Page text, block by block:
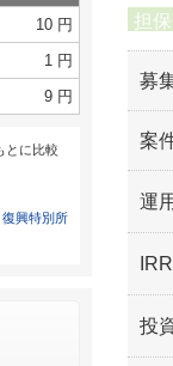
10 円
1 円
9 円
とに比較
復興特別所
担
募
案
運
投